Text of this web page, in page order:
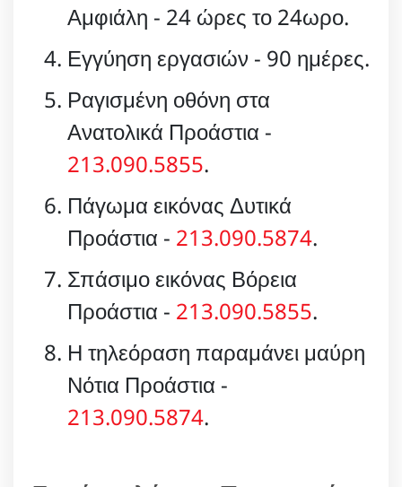
Αμφιάλη - 24 ώρες το 24ωρο.
Εγγύηση εργασιών - 90 ημέρες.
Ραγισμένη οθόνη στα
Ανατολικά Προάστια -
213.090.5855.
Πάγωμα εικόνας Δυτικά
Προάστια - 213.090.5874.
Σπάσιμο εικόνας Βόρεια
Προάστια - 213.090.5855.
Η τηλεόραση παραμάνει μαύρη
Νότια Προάστια -
213.090.5874.